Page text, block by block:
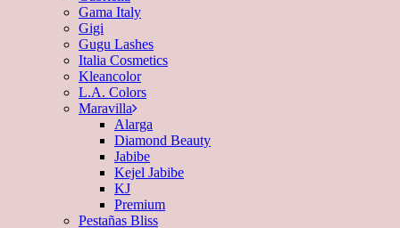
Gama Italy
Gigi
Gugu Lashes
Italia Cosmetics
Kleancolor
L.A. Colors
Maravilla
Alarga
Diamond Beauty
Jabibe
Kejel Jabibe
KJ
Premium
Pestañas Bliss